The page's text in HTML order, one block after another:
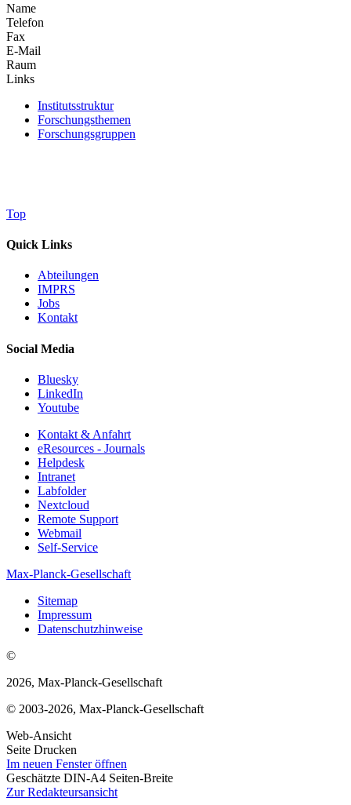
Name
Telefon
Fax
E-Mail
Raum
Links
Institutsstruktur
Forschungsthemen
Forschungsgruppen
Top
Quick Links
Abteilungen
IMPRS
Jobs
Kontakt
Social Media
Bluesky
LinkedIn
Youtube
Kontakt & Anfahrt
eResources - Journals
Helpdesk
Intranet
Labfolder
Nextcloud
Remote Support
Webmail
Self-Service
Max-Planck-Gesellschaft
Sitemap
Impressum
Datenschutzhinweise
©
2026, Max-Planck-Gesellschaft
© 2003-2026, Max-Planck-Gesellschaft
Web-Ansicht
Seite Drucken
Im neuen Fenster öffnen
Geschätzte DIN-A4 Seiten-Breite
Zur Redakteursansicht